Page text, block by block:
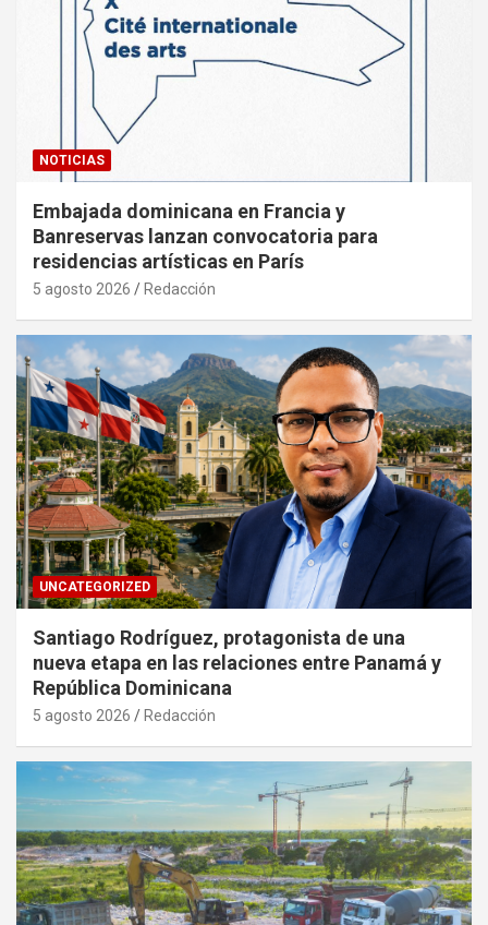
NOTICIAS
Embajada dominicana en Francia y
Banreservas lanzan convocatoria para
residencias artísticas en París
5 agosto 2026 Redacción
UNCATEGORIZED
Santiago Rodríguez, protagonista de una
nueva etapa en las relaciones entre Panamá y
República Dominicana
5 agosto 2026 Redacción